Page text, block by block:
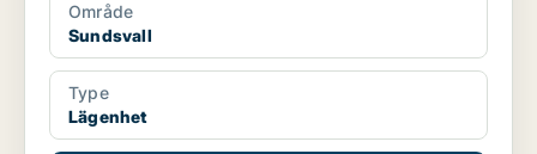
Område
Sundsvall
Type
Lägenhet